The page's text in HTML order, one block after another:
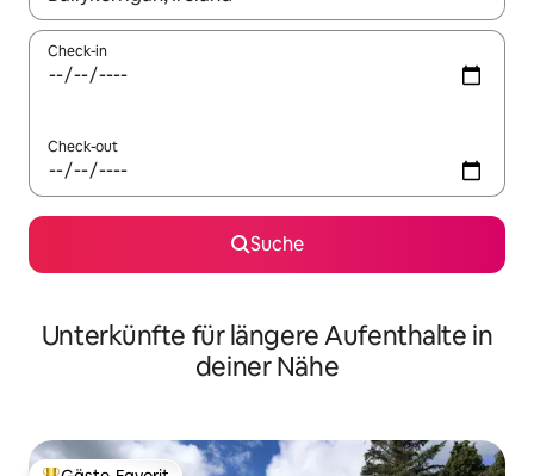
Check-in
Check-out
Suche
Unterkünfte für längere Aufenthalte in
deiner Nähe